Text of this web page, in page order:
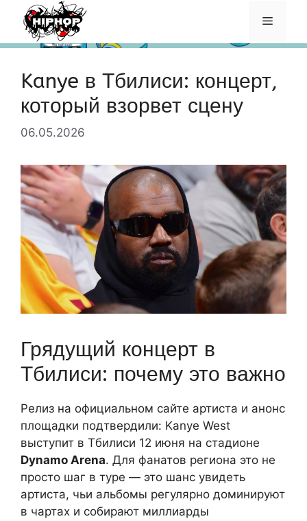
Перейти
содержимому
Меню
Kanye в Тбилиси: концерт,
который взорвет сцену
06.05.2026
Грядущий концерт в
Тбилиси: почему это важно
Релиз на официальном сайте артиста и анонс
площадки подтвердили: Kanye West
выступит в Тбилиси 12 июня на стадионе
Dynamo Arena. Для фанатов региона это не
просто шаг в туре — это шанс увидеть
артиста, чьи альбомы регулярно доминируют
в чартах и собирают миллиарды